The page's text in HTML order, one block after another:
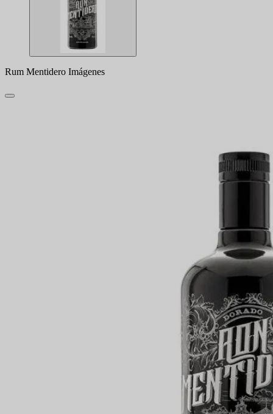
Rum Mentidero Imágenes